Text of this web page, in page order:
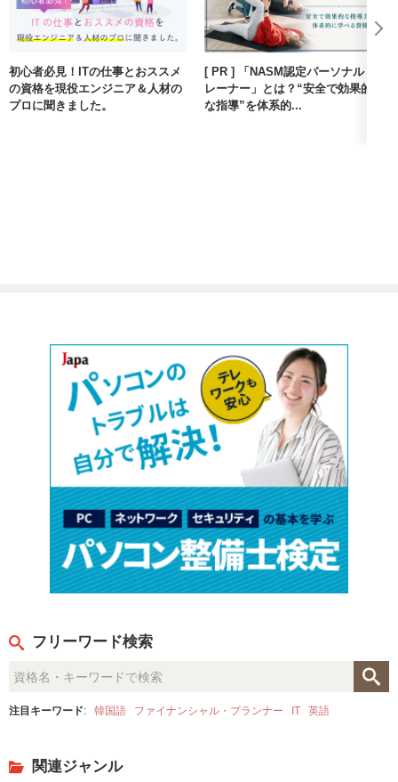
初心者必見！ITの仕事とおススメ
の資格を現役エンジニア＆人材の
プロに聞きました。
[ PR ] 「NASM認定パーソナルト
レーナー」とは？“安全で効果的
な指導”を体系的...
フリーワード検索
注目キーワード: 韓国語 ファイナンシャル・プランナー IT 英語
関連ジャンル